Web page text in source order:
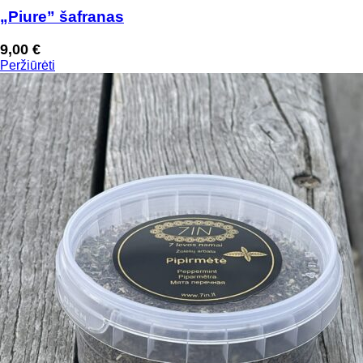
„Piure” šafranas
9,00 €
Peržiūrėti